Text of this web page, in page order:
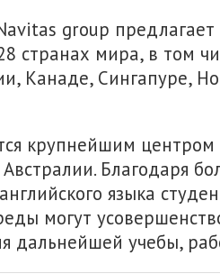
group
странах мира, в том
Канаде, Сингапуре,
крупнейшим центром
Австралии. Благодаря
языка
могут
дальнейшей учебы,